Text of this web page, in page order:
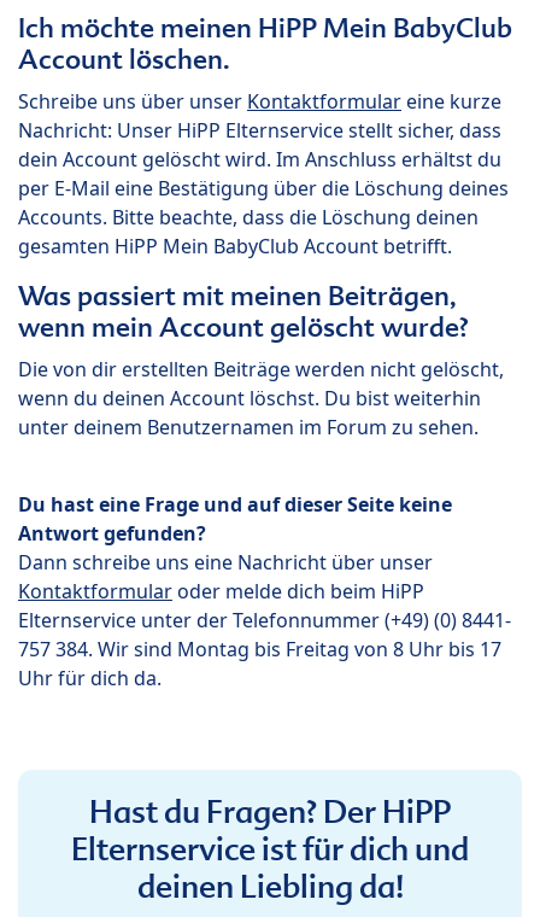
Ich möchte meinen HiPP Mein BabyClub
Account löschen.
Schreibe uns über unser Kontaktformulareine kurze
Nachricht: Unser HiPP Elternservice stellt sicher, dass
dein Account gelöscht wird. Im Anschluss erhältst du
per E-Mail eine Bestätigung über die Löschung deines
Accounts. Bitte beachte, dass die Löschung deinen
gesamten HiPP Mein BabyClub Account betrifft.
Was passiert mit meinen Beiträgen,
wenn mein Account gelöscht wurde?
Die von dir erstellten Beiträge werden nicht gelöscht,
wenn du deinen Account löschst. Du bist weiterhin
unter deinem Benutzernamen im Forum zu sehen.
Du hast eine Frage und auf dieser Seite keine
Antwort gefunden?
Dann schreibe uns eine Nachricht über unser
Kontaktformularoder melde dich beim HiPP
Elternservice unter der Telefonnummer (+49) (0) 8441-
757 384. Wir sind Montag bis Freitag von 8 Uhr bis 17
Uhr für dich da.
Hast du Fragen? Der HiPP
Elternservice ist für dich und
deinen Liebling da!